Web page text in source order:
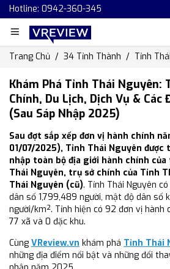
Hotline: 0942-360-345
Trang Chủ 34 Tỉnh Thành Tỉnh
Khám Phá Tỉnh Thái Nguyên:
Chính, Du Lịch, Dịch Vụ & Các
(Sau Sáp Nhập 2025)
Sau đợt sắp xếp đơn vị hành chính
01/07/2025), Tỉnh Thái Nguyên được
nhập toàn bộ địa giới hành chính
Thái Nguyên, trụ sở chính của Tỉnh
Thái Nguyên (cũ). Tỉnh Thái Nguyên
dân số 1,799,489 người, mật độ dân số
người/km². Tỉnh hiện có 92 đơn vị hành
77 xã và 0 đặc khu.
Cùng VReview.vn khám phá Tỉnh Thái
những địa điểm nổi bật và những đổi